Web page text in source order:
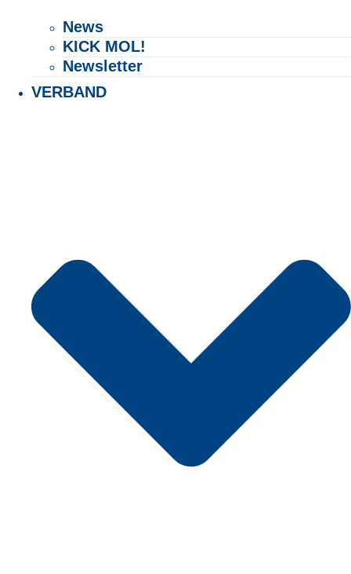
News
KICK MOL!
Newsletter
VERBAND
Search in title